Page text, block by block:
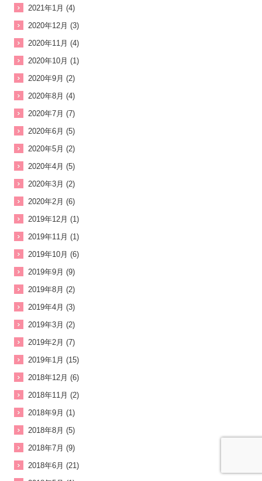
2021年1月 (4)
2020年12月 (3)
2020年11月 (4)
2020年10月 (1)
2020年9月 (2)
2020年8月 (4)
2020年7月 (7)
2020年6月 (5)
2020年5月 (2)
2020年4月 (5)
2020年3月 (2)
2020年2月 (6)
2019年12月 (1)
2019年11月 (1)
2019年10月 (6)
2019年9月 (9)
2019年8月 (2)
2019年4月 (3)
2019年3月 (2)
2019年2月 (7)
2019年1月 (15)
2018年12月 (6)
2018年11月 (2)
2018年9月 (1)
2018年8月 (5)
2018年7月 (9)
2018年6月 (21)